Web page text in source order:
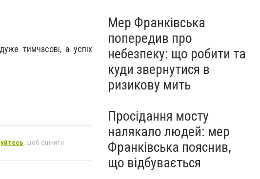
тимчасові, а успіх
, щоб оцінити
Мер Франківська
попередив про
небезпеку: що робити та
куди звернутися в
ризикову мить
Просідання мосту
налякало людей: мер
Франківська пояснив,
що відбувається